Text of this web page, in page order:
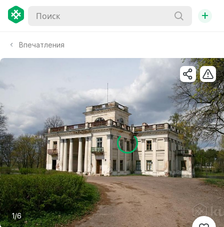
+
Впечатления
1/6